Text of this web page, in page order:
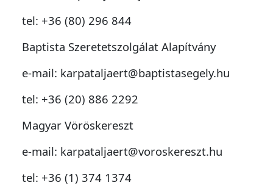
tel: +36 (80) 296 844
Baptista Szeretetszolgálat Alapítvány
e-mail: karpataljaert@baptistasegely.hu
tel: +36 (20) 886 2292
Magyar Vöröskereszt
e-mail: karpataljaert@voroskereszt.hu
tel: +36 (1) 374 1374